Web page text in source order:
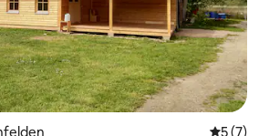
5 (7)